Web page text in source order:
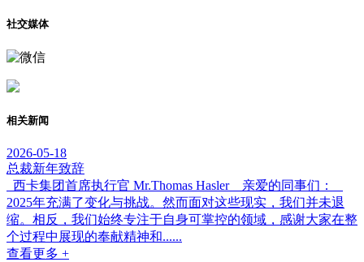
社交媒体
相关新闻
2026-05-18
总裁新年致辞
西卡集团首席执行官 Mr.Thomas Hasler 亲爱的同事们：
2025年充满了变化与挑战。然而面对这些现实，我们并未退
缩。相反，我们始终专注于自身可掌控的领域，感谢大家在整
个过程中展现的奉献精神和......
查看更多 +